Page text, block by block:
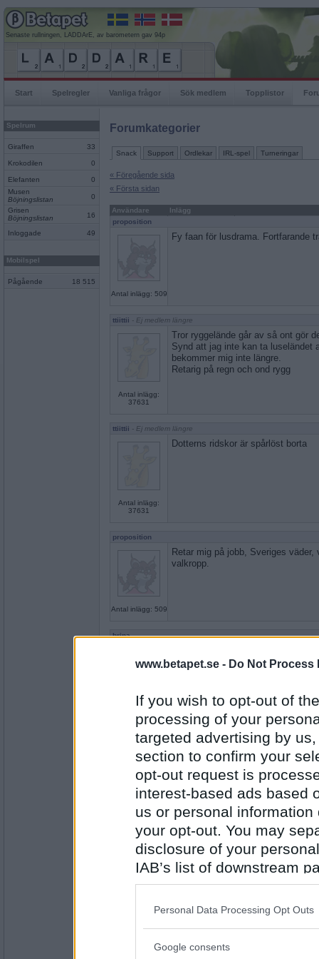
www.betapet.se - Do Not Process
If you wish to opt-out of
processing of your
targeted advertising by
section to confirm your
opt-out request is
interest-based ads based
us or personal
your opt-out. You may
disclosure of your
IAB’s list of downstream
also be disclosed by us
Downstream Participants
Please note that this
Personal Data Processing Opt Outs
Google consents
Senaste rullningen, LADDArE, av barometern gav 94p
Start Spelregler Vanliga frågor Sök medlem Topplistor
Spelrum
Giraffen 33
Krokodilen 0
Elefanten
0
Musen
Böjningslistan
0
Grisen
Böjningslistan
16
Inloggade 49
Mobilspel
Pågående 18 515
Forumkategorier
Snack Support Ordlekar IRL-spel Turneringar
« Föregående sida
« Första sidan
Användare
Inlägg
proposition
Antal inlägg: 509
Fy faan för lusdrama. Fortfarande
ttiittii - Ej medlem längre
Antal inlägg:
37631
Tror ryggelände går av så ont gör
Synd att jag inte kan ta luseländet
bekommer mig inte längre.
Retarig på regn och ond rygg
ttiittii - Ej medlem längre
Antal inlägg:
37631
Dotterns ridskor är spårlöst borta
proposition
Antal inlägg: 509
Retar mig på jobb, Sveriges väder,
valkropp.
brina
Antal inlägg:
1160
vitamin och det är ju retsamt så
- Ej medlem längre
Antal inlägg:
Retar mig på den jävla
segla...
Bellarom - Ej medlem längre
Retar mig på att Mea tror det går